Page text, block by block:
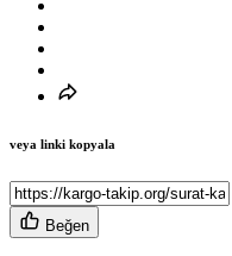
veya linki kopyala
Beğen